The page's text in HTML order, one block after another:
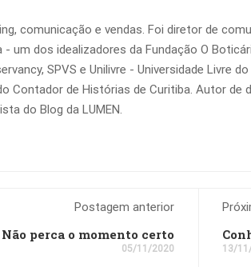
comunicação e vendas. Foi diretor de
um dos idealizadores da Fundação O
SPVS e Unilivre - Universidade Livre
Contador de Histórias de Curitiba. Autor
do Blog da LUMEN.
Postagem anterior
Não perca o momento certo
05/11/2020 13/